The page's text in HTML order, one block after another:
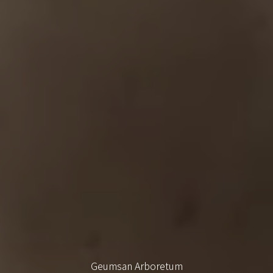
Geumsan Arboretum